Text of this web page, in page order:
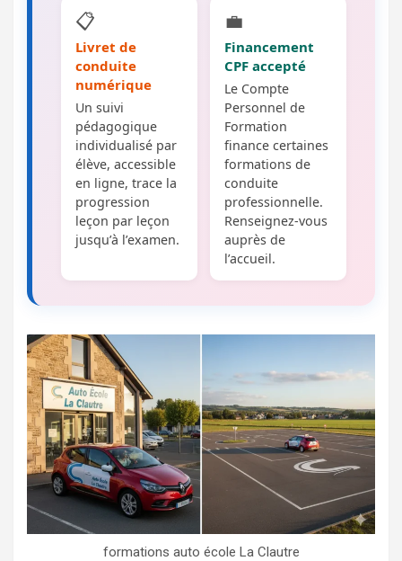
📋
Livret de
conduite
numérique
Un suivi
pédagogique
individualisé par
élève, accessible
en ligne, trace la
progression
leçon par leçon
jusqu’à l’examen.
💼
Financement
CPF accepté
Le Compte
Personnel de
Formation
finance certaines
formations de
conduite
professionnelle.
Renseignez-vous
auprès de
l’accueil.
formations auto école La Clautre